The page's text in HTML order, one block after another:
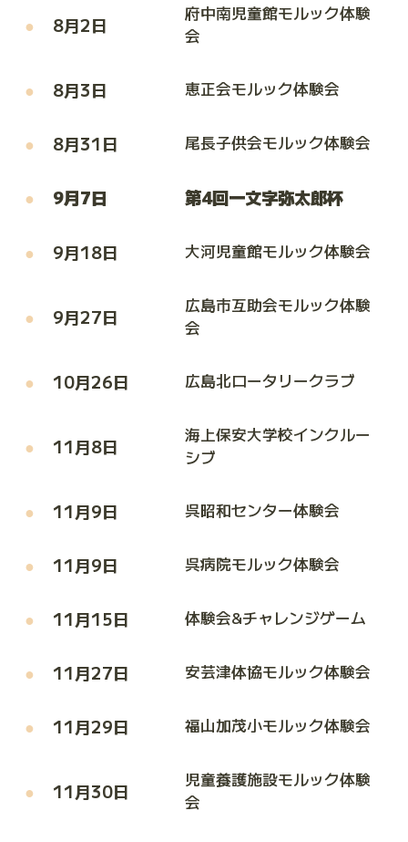
8月2日
府中南児童館モルック体験
会
8月3日 恵正会モルック体験会
8月31日 尾長子供会モルック体験会
9月7日 第4回一文字弥太郎杯
9月18日 大河児童館モルック体験会
9月27日
広島市互助会モルック体験
会
10月26日 広島北ロータリークラブ
11月8日
海上保安大学校インクルー
シブ
11月9日 呉昭和センター体験会
11月9日 呉病院モルック体験会
11月15日 体験会&チャレンジゲーム
11月27日 安芸津体協モルック体験会
11月29日 福山加茂小モルック体験会
11月30日
児童養護施設モルック体験
会